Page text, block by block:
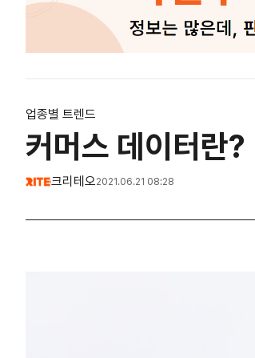
업종별 트렌드
커머스 데이터란?
크리테오2021.06.21 08:28